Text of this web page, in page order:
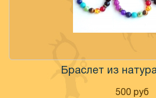
500 руб